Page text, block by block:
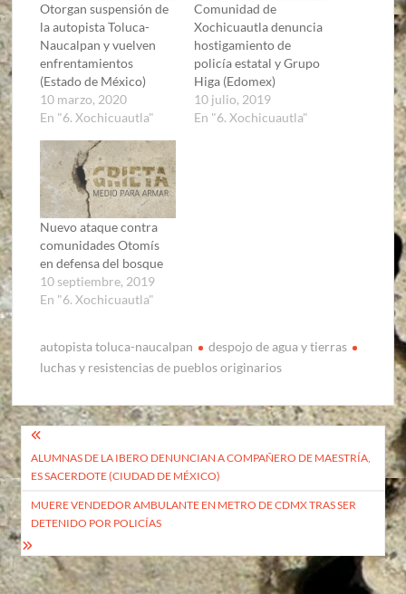
Otorgan suspensión de
la autopista Toluca-
Naucalpan y vuelven
enfrentamientos
(Estado de México)
10 marzo, 2020
En "6. Xochicuautla"
Comunidad de
Xochicuautla denuncia
hostigamiento de
policía estatal y Grupo
Higa (Edomex)
10 julio, 2019
En "6. Xochicuautla"
Nuevo ataque contra
comunidades Otomís
en defensa del bosque
10 septiembre, 2019
En "6. Xochicuautla"
autopista toluca-naucalpan
despojo de agua y tierras
luchas y resistencias de pueblos originarios
Navegación
de
entradas
ALUMNAS DE LA IBERO DENUNCIAN A COMPAÑERO DE MAESTRÍA,
ES SACERDOTE (CIUDAD DE MÉXICO)
MUERE VENDEDOR AMBULANTE EN METRO DE CDMX TRAS SER
DETENIDO POR POLICÍAS